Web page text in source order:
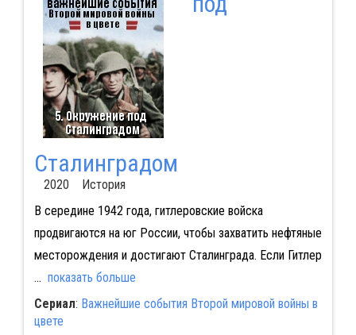
Сталинградом
2020 История
В середине 1942 года, гитлеровские войска
продвигаются на юг России, чтобы захватить нефтяные
месторождения и достигают Сталинграда. Если Гитлер
... показать больше
Сериал: Важнейшие события Второй мировой войны в
цвете